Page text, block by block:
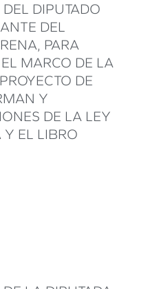
DIPUTADO
DEL
PARA
MARCO DE LA
DE
Y
DE LA LEY
Y EL LIBRO